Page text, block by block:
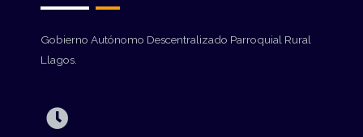
Gobierno Autónomo Descentralizado Parroquial Rural
Llagos.